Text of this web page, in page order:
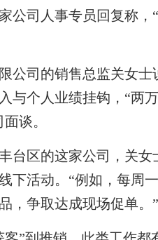
司人事专员回复称，“
司的销售总监关女士
与个人业绩挂钩，“两
谈。
区的这家公司，关女
下活动。“例如，每周
，争取达成现场促单。”